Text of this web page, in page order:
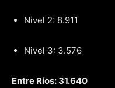
Nivel 2: 8.911
Nivel 3: 3.576
Entre Ríos: 31.640